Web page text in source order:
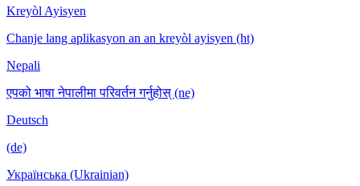
Kreyòl Ayisyen
Chanje lang aplikasyon an an kreyòl ayisyen (ht)
Nepali
एपको भाषा नेपालीमा परिवर्तन गर्नुहोस् (ne)
Deutsch
(de)
Українська (Ukrainian)